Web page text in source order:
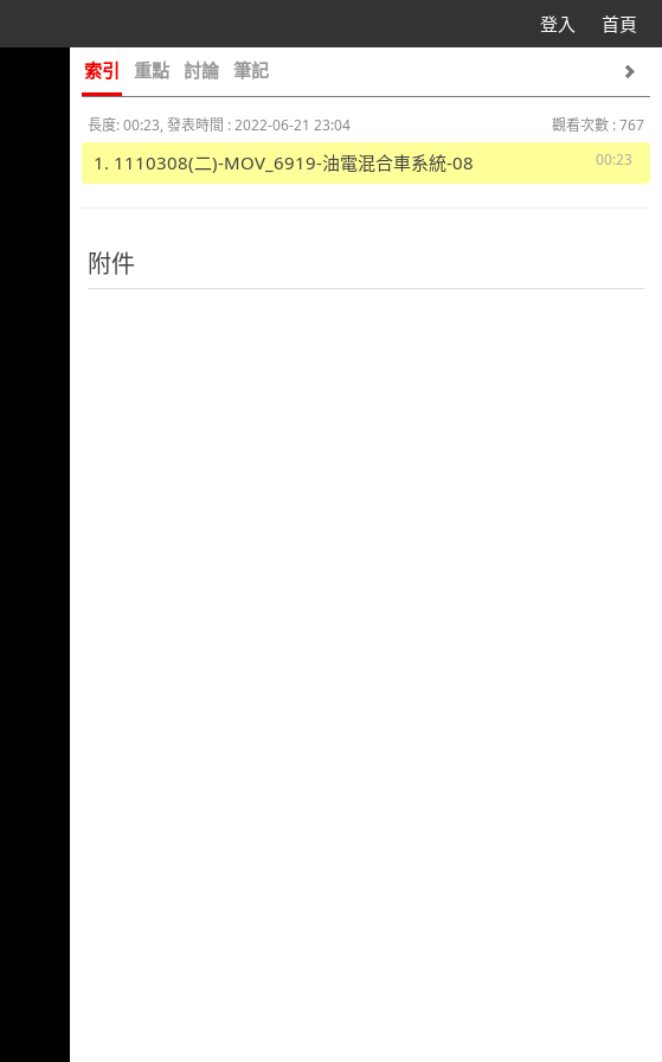
登入 首頁
索引 重點 討論 筆記
長度: 00:23, 發表時間 : 2022-06-21 23:04
觀看次數 : 767
00:23
1. 1110308(二)-MOV_6919-油電混合車系統-08
附件